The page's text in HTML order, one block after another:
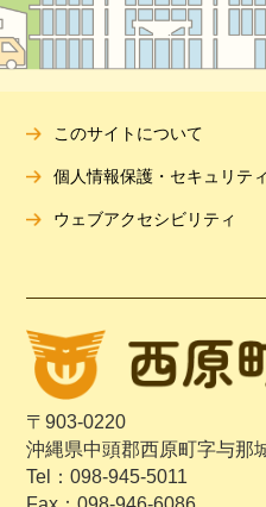
〒903-0220
沖縄県中頭郡西原町字与那
Tel：098-945-5011
このサイトについて
個人情報保護・セキュリティ
ウェブアクセシビリティ